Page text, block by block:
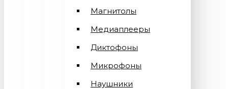
Магнитолы
Медиаплееры
Диктофоны
Микрофоны
Наушники